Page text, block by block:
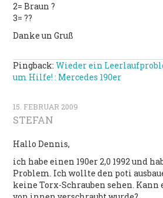
2= Braun ?
3= ??
Danke un Gruß
Pingback:Wieder ein
um Hilfe! : Mercedes 190er
15. FEBRUAR 2009
STEFAN
Hallo Dennis,
ich habe einen 190er 2,0 1992 und
Problem. Ich wollte den poti
keine Torx-Schrauben sehen. Kann